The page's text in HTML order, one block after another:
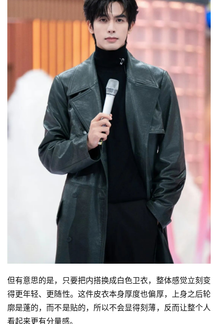
但有意思的是，只要把内搭换成白色卫衣，整体感觉立刻变
得更年轻、更随性。这件皮衣本身厚度也偏厚，上身之后轮
廓是蓬的，而不是贴的，所以不会显得刻薄，反而让整个人
看起来更有分量感。